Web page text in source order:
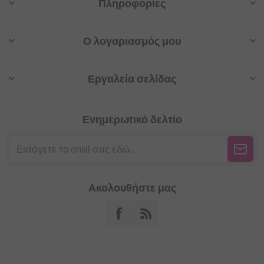
Πληροφορίες
Ο λογαριασμός μου
Εργαλεία σελίδας
Ενημερωτικό δελτίο
Ακολουθήστε μας